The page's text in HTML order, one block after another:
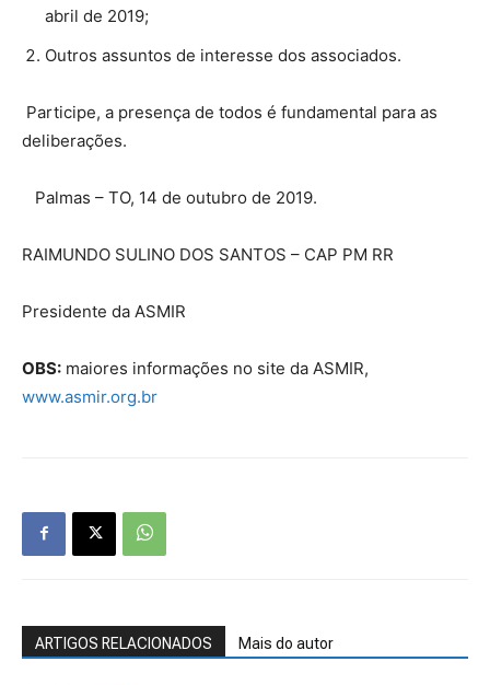
abril de 2019;
Outros assuntos de interesse dos associados.
Participe, a presença de todos é fundamental para as
deliberações.
Palmas – TO, 14 de outubro de 2019.
RAIMUNDO SULINO DOS SANTOS – CAP PM RR
Presidente da ASMIR
OBS: maiores informações no site da ASMIR,
www.asmir.org.br
ARTIGOS RELACIONADOS Mais do autor